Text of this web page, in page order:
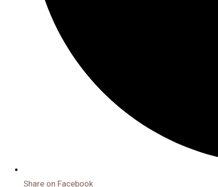
Share on Facebook